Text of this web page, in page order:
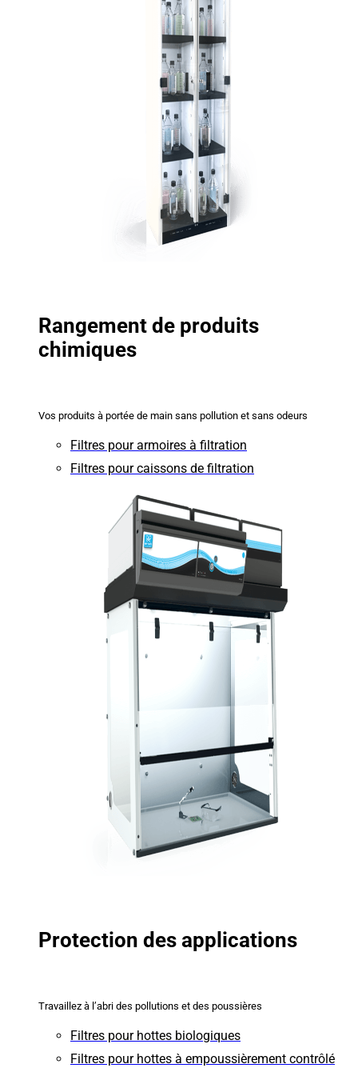
Rangement de produits
chimiques
Vos produits à portée de main sans pollution et sans odeurs
Filtres pour armoires à filtration
Filtres pour caissons de filtration
Protection des applications
Travaillez à l’abri des pollutions et des poussières
Filtres pour hottes biologiques
Filtres pour hottes à empoussièrement contrôlé